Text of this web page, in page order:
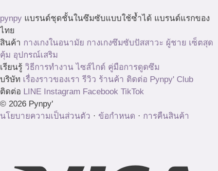
pynpy แบรนด์ชุดชั้นในซึมซับแบบใช้ซ้ำได้ แบรนด์แรกของ
ไทย
สินค้า กางเกงในอนามัย กางเกงซึมซับปัสสาวะ ผู้ชาย เซ็ตสุด
คุ้ม อุปกรณ์เสริม
เรียนรู้ วิธีการทำงาน ไซส์ไกด์ คู่มือการดูดซึม
บริษัท เรื่องราวของเรา รีวิว ร้านค้า ติดต่อ Pynpy' Club
ติดต่อ LINE Instagram Facebook TikTok
© 2026 Pynpy'
นโยบายความเป็นส่วนตัว · ข้อกำหนด · การคืนสินค้า